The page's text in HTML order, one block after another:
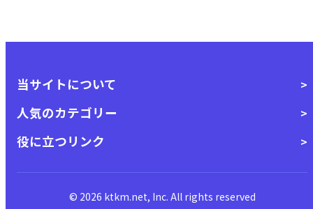
当サイトについて
人気のカテゴリー
役に立つリンク
© 2026 ktkm.net, Inc. All rights reserved